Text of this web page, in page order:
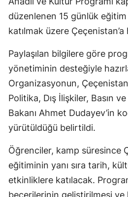
düzenlenen 15 günlük
katılmak üzere
Paylaşılan bilgilere göre
yönetiminin desteğiyle
Organizasyonun,
Politika, Dış İlişkiler, Basın
Bakanı Ahmet Dudayev’in
yürütüldüğü belirtildi.
Öğrenciler, kamp süresince
eğitiminin yanı sıra tarih,
etkinliklere katılacak.